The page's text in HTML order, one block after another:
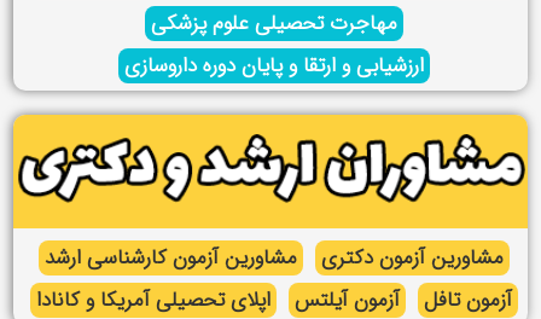
مهاجرت تحصیلی علوم پزشکی
ارزشیابی و ارتقا و پایان دوره داروسازی
مشاورین آزمون دکتری
مشاورین آزمون کارشناسی ارشد
آزمون تافل
آزمون آیلتس اپلای تحصیلی آمریکا و کانادا